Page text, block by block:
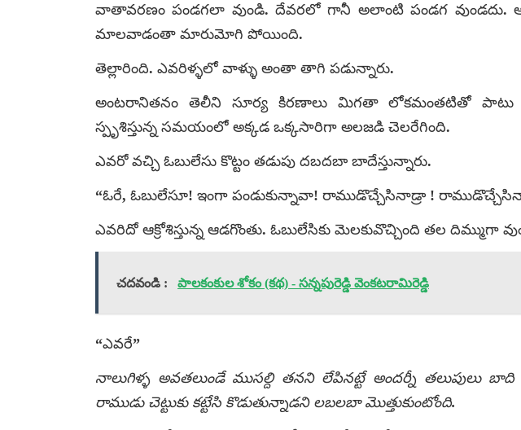
వాతావరణం పండగలా వుండి. దేవరలో గానీ అలాంటి పండగ
మాలవాడంతా మారుమోగి పోయింది.
తెల్లారింది. ఎవరిళ్ళలో వాళ్ళు అంతా తాగి పడున్నారు.
అంటరానితనం తెలీని సూర్య కిరణాలు మిగతా లోకమంతటితో
స్పృశిస్తున్న సమయంలో అక్కడ ఒక్కసారిగా అలజడి చెలరేగింది.
ఎవరో వచ్చి ఓబులేసు కొట్టం తడుపు దబదబా బాదేస్తున్నారు.
“ఓరే, ఓబులేసూ! ఇంగా పండుకున్నావా! రాముడొచ్చేసినాడ్రా !
ఎవరిదో ఆక్రోశిస్తున్న ఆడగొంతు. ఓబులేసికు మెలకువొచ్చింది తల దిమ్ముగా
చదవండి : పాలకంకుల శోకం (కథ) - సన్నపురెడ్డి వెంకటరామిరెడ్డి
“ఎవరే”
నాలుగిళ్ళ అవతలుండే ముసల్ది తనని లేపినట్టే అందర్నీ తలుపులు బాది
రాముడు చెట్టుకు కట్టేసి కొడుతున్నాడని లబలబా మొత్తుకుంటోంది.